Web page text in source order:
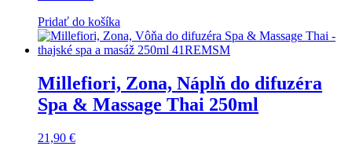
Pridať do košíka
Millefiori, Zona, Náplň do difuzéra
Spa & Massage Thai 250ml
21,90 €